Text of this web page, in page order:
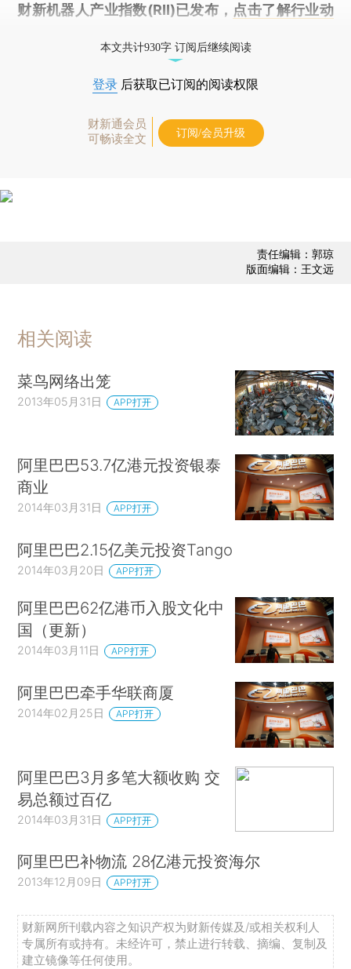
财新机器人产业指数(RII)已发布， 点击了解行业动
本文共计930字 订阅后继续阅读
登录 后获取已订阅的阅读权限
财新通会员
可畅读全文
订阅/会员升级
责任编辑：郭琼
版面编辑：王文远
相关阅读
菜鸟网络出笼
2013年05月31日 APP打开
阿里巴巴53.7亿港元投资银泰
商业
2014年03月31日 APP打开
阿里巴巴2.15亿美元投资Tango
2014年03月20日 APP打开
阿里巴巴62亿港币入股文化中
国（更新）
2014年03月11日 APP打开
阿里巴巴牵手华联商厦
2014年02月25日 APP打开
阿里巴巴3月多笔大额收购 交
易总额过百亿
2014年03月31日 APP打开
阿里巴巴补物流 28亿港元投资海尔
2013年12月09日 APP打开
财新网所刊载内容之知识产权为财新传媒及/或相关权利人
专属所有或持有。未经许可，禁止进行转载、摘编、复制及
建立镜像等任何使用。